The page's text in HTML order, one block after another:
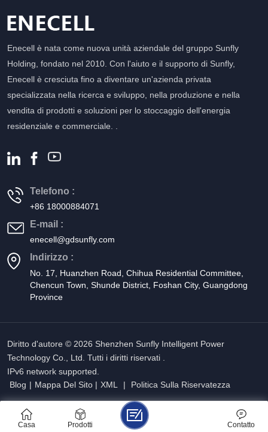
Enecell è nata come nuova unità aziendale del gruppo Sunfly
Holding, fondato nel 2010. Con l'aiuto e il supporto di Sunfly,
Enecell è cresciuta fino a diventare un'azienda privata
specializzata nella ricerca e sviluppo, nella produzione e nella
vendita di prodotti e soluzioni per lo stoccaggio dell'energia
residenziale e commerciale. .
Telefono :
+86 18000884071
E-mail :
enecell@gdsunfly.com
Indirizzo :
No. 17, Huanzhen Road, Chihua Residential Committee,
Chencun Town, Shunde District, Foshan City, Guangdong
Province
Diritto d'autore © 2026 Shenzhen Sunfly Intelligent Power
Technology Co., Ltd. Tutti i diritti riservati .
IPv6 network supported.
Blog | Mappa Del Sito | XML | Politica Sulla Riservatezza
Casa Prodotti Contatto